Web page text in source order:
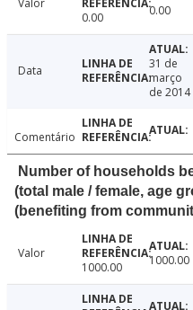
Valor
0.00
0.00
Data
31 de
março
de 2014
Comentário
Number of households
(total male / female, age
(benefiting from
Valor
1000.00
1000.00